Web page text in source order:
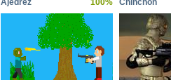
Ajedrez 100% Chinchon